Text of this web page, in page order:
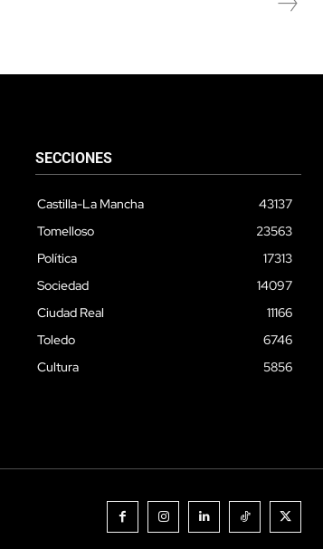
SECCIONES
Castilla-La Mancha
43137
Tomelloso
23563
Política
17313
Sociedad
14097
Ciudad Real
11166
Toledo
6746
Cultura
5856